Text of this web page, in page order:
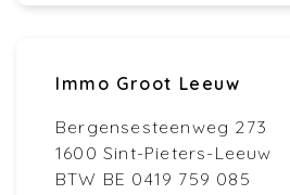
Immo Groot Leeuw
Bergensesteenweg 273
1600 Sint-Pieters-Leeuw
BTW BE 0419 759 085